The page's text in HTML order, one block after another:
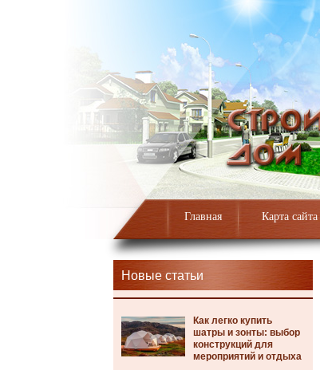
Главная Карта сайта
Новые статьи
Как легко купить
шатры и зонты: выбор
конструкций для
мероприятий и отдыха